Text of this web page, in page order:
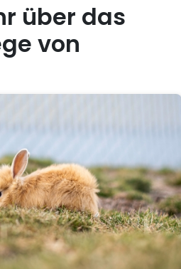
über das
von